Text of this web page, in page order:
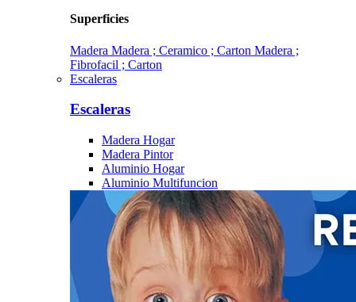
Superficies
Madera Madera ; Ceramico ; Carton Madera ;
Fibrofacil ; Carton
Escaleras
Escaleras
Madera Hogar
Madera Pintor
Aluminio Hogar
Aluminio Multifuncion